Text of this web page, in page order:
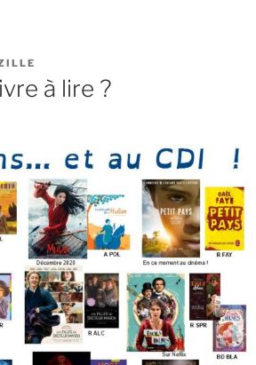
à lire ?